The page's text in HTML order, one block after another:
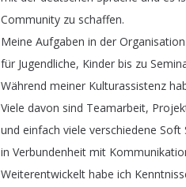
Community zu schaffen.
Meine Aufgaben in der Organisation
für Jugendliche, Kinder bis zu
Während meiner Kulturassistenz
Viele davon sind Teamarbeit,
und einfach viele verschiedene Soft
in Verbundenheit mit
Weiterentwickelt habe ich